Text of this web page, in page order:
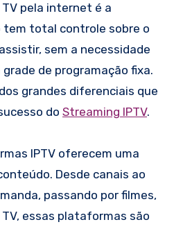
pela internet é a
tem total controle sobre o
sem a necessidade
de programação fixa.
grandes diferenciais que
do Streaming IPTV.
IPTV oferecem uma
Desde canais ao
passando por filmes,
essas plataformas são